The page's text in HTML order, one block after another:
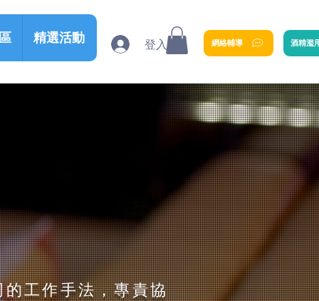
精選活動 登入 網絡輔導 酒精濫
工作手法，專責協